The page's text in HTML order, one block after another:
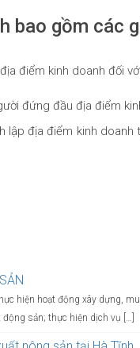
bao gồm các
điểm kinh doanh đối
đứng đầu địa điểm
địa điểm kinh
hiện hoạt động xây dựng,
sản; thực hiện dịch vụ […]